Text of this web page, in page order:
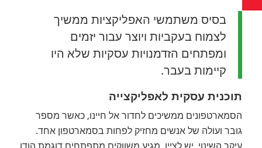
בסיס משתמשי האפליקציות ממשיך
לצמוח בעקביות ויוצר עבור יזמים
ומפתחים הזדמנויות עסקיות שלא היו
קיימות בעבר.
תוכנית עסקית לאפליקצייה
הסמארטפונים ממשיכים לחדור אל חיינו, כאשר מספר
גובר ועולה של אנשים מחזיק לפחות בסמארטפון אחד.
עיקר השינוי, יש לציין, מגיע משווקים מתפתחים דוגמת הודו